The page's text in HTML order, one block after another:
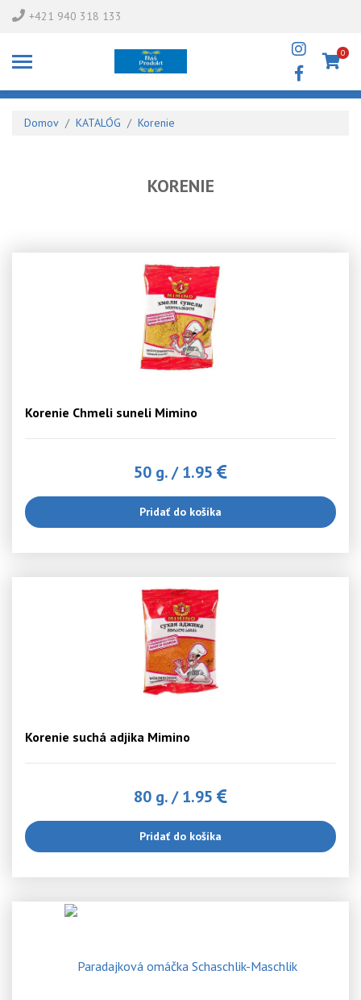
+421 940 318 133
0
Domov KATALÓG Korenie
KORENIE
Korenie Chmeli suneli Mimino
50 g./1.95
Pridať do košíka
Korenie suchá adjika Mimino
80 g./1.95
Pridať do košíka